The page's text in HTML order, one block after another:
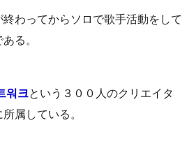
わってからソロで歌手活動をして
ある。
워크という３００人のクリエイタ
属している。